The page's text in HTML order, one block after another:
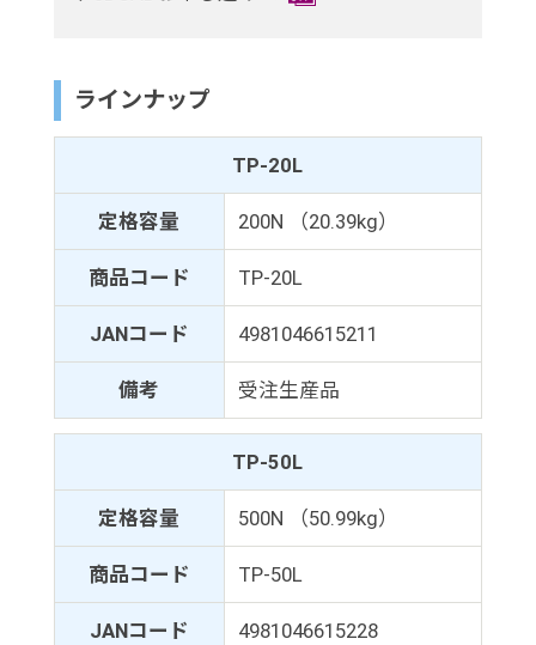
ラインナップ
TP-20L
定格容量 200N （20.39kg）
商品コード TP-20L
JANコード 4981046615211
備考 受注生産品
TP-50L
定格容量 500N （50.99kg）
商品コード TP-50L
JANコード 4981046615228